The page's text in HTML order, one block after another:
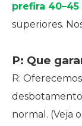
prefira 40–45
superiores.
P: Que
R:
normal. (Veja